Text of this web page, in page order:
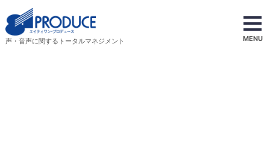
声・音声に関するトータルマネジメント MENU